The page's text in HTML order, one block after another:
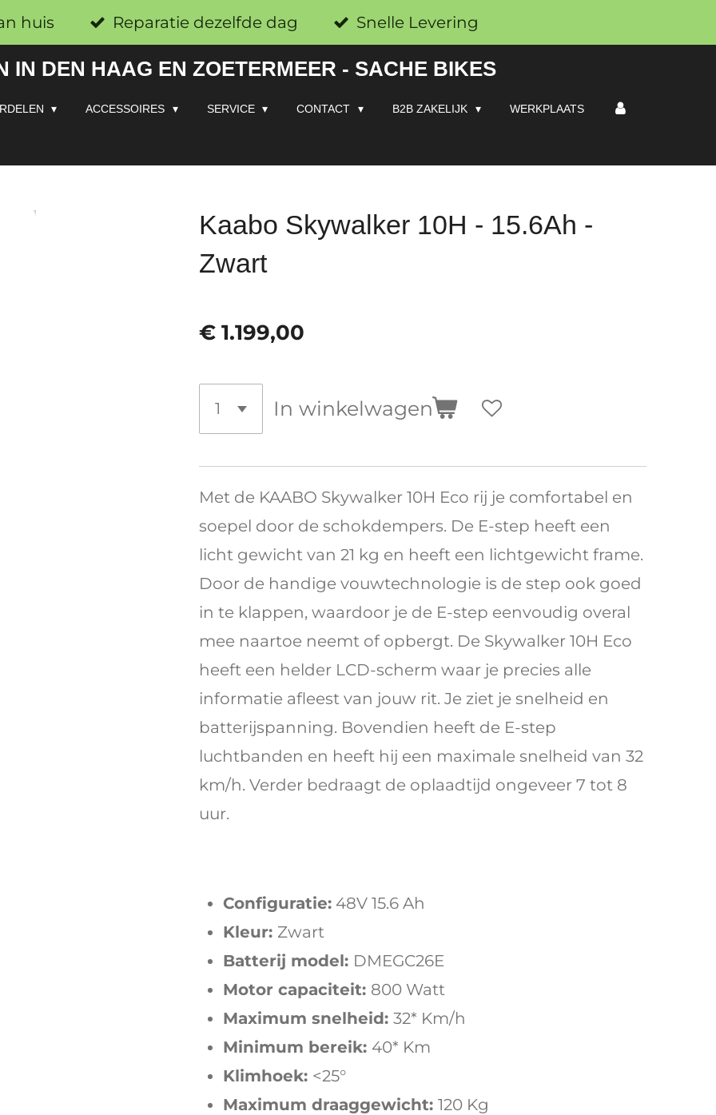
huis Reparatie dezelfde dag Snelle Levering
IN DEN HAAG EN ZOETERMEER - SACHE BIKES
ACCESSOIRES SERVICE CONTACT B2B ZAKELIJK WERKPLAATS
Kaabo Skywalker 10H - 15.6Ah -
Zwart
€ 1.199,00
In winkelwagen
Met de KAABO Skywalker 10H Eco rij je comfortabel en
soepel door de schokdempers. De E-step heeft een
licht gewicht van 21 kg en heeft een lichtgewicht frame.
Door de handige vouwtechnologie is de step ook goed
in te klappen, waardoor je de E-step eenvoudig overal
mee naartoe neemt of opbergt. De Skywalker 10H Eco
heeft een helder LCD-scherm waar je precies alle
informatie afleest van jouw rit. Je ziet je snelheid en
batterijspanning. Bovendien heeft de E-step
luchtbanden en heeft hij een maximale snelheid van 32
km/h. Verder bedraagt de oplaadtijd ongeveer 7 tot 8
uur.
Configuratie: 48V 15.6 Ah
Kleur: Zwart
Batterij model: DMEGC26E
Motor capaciteit: 800 Watt
Maximum snelheid: 32* Km/h
Minimum bereik: 40* Km
Klimhoek: <25°
Maximum draaggewicht: 120 Kg